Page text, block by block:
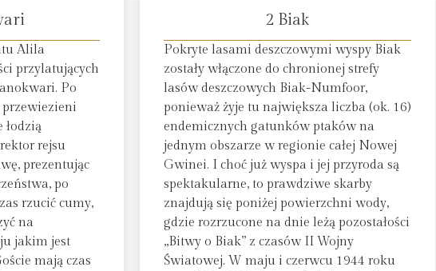
Alila
przylatujących
Po
łodzią
rejsu
prezentując
po
rzucić cumy,
na
jakim jest
mają czas
2 Biak
Pokryte lasami deszczowymi wyspy Biak
zostały włączone do chronionej strefy
lasów deszczowych Biak-Numfoor,
ponieważ żyje tu największa liczba (ok. 16)
endemicznych gatunków ptaków na
jednym obszarze w regionie całej Nowej
Gwinei. I choć już wyspa i jej przyroda są
spektakularne, to prawdziwe skarby
znajdują się poniżej powierzchni wody,
gdzie rozrzucone na dnie leżą pozostałości
„Bitwy o Biak” z czasów II Wojny
Światowej. W maju i czerwcu 1944 roku